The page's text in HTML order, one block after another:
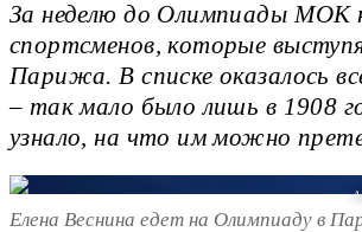
За неделю до Олимпиады МОК
спортсменов, которые
Парижа. В списке оказалось
– так мало было лишь в 1908
узнало, на что им можно
Елена Веснина едет на Олимпиаду в